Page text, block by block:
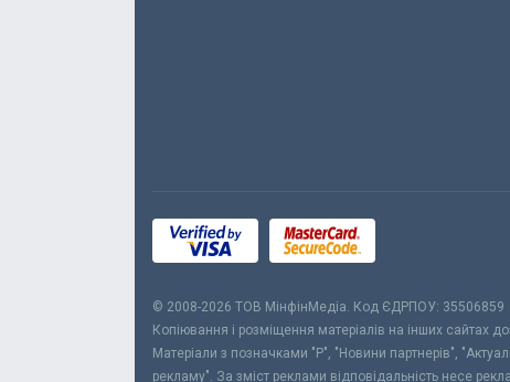
© 2008-2026 ТОВ МiнфiнМедiа. Код ЄДРПОУ: 35506859
Копіювання і розміщення матеріалів на інших сайтах
Матеріали з позначками "Р", "Новини партнерів",
рекламу". За зміст реклами відповідальність несе